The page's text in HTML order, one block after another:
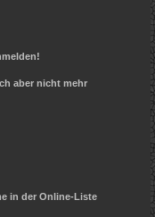
aber nicht mehr
in der Online-Liste